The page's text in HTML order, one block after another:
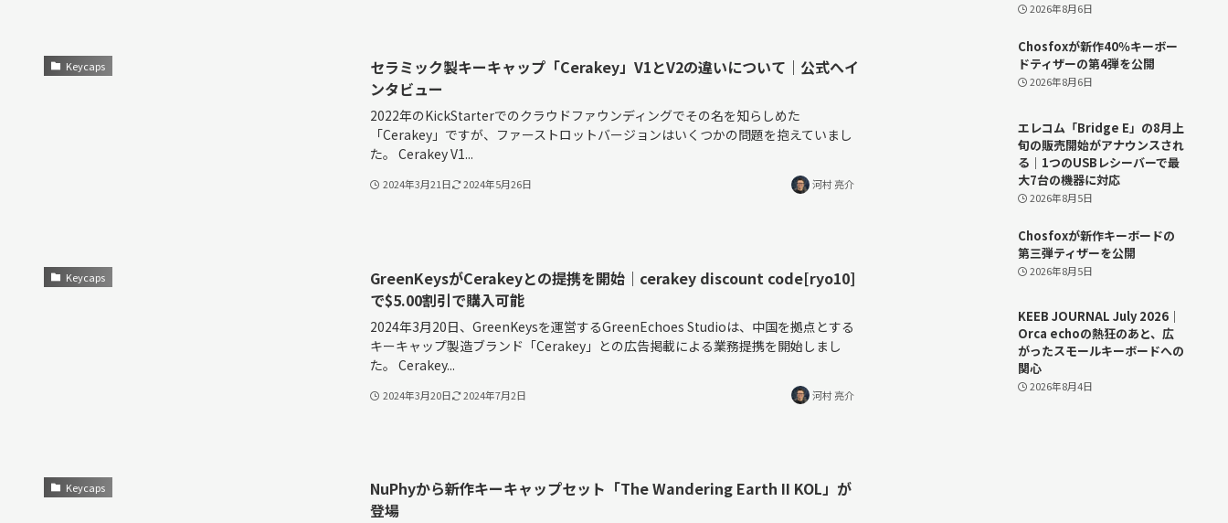
Keycaps
セラミック製キーキャップ「Cerakey」V1とV2の違いについて｜公式へイ
ンタビュー
2022年のKickStarterでのクラウドファウンディングでその名を知らしめた
「Cerakey」ですが、ファーストロットバージョンはいくつかの問題を抱えていまし
た。 Cerakey V1...
2024年3月21日 2024年5月26日 河村 亮介
Keycaps
GreenKeysがCerakeyとの提携を開始｜cerakey discount code[ryo10]
で$5.00割引で購入可能
2024年3月20日、GreenKeysを運営するGreenEchoes Studioは、中国を拠点とする
キーキャップ製造ブランド「Cerakey」との広告掲載による業務提携を開始しまし
た。 Cerakey...
2024年3月20日 2024年7月2日 河村 亮介
Keycaps
NuPhyから新作キーキャップセット「The Wandering Earth II KOL」が
登場
2026年8月6日
Chosfoxが新作40％キーボー
ドティザーの第4弾を公開
2026年8月6日
エレコム「Bridge E」の8月上
旬の販売開始がアナウンスされ
る｜1つのUSBレシーバーで最
大7台の機器に対応
2026年8月5日
Chosfoxが新作キーボードの
第三弾ティザーを公開
2026年8月5日
KEEB JOURNAL July 2026｜
Orca echoの熱狂のあと、広
がったスモールキーボードへの
関心
2026年8月4日